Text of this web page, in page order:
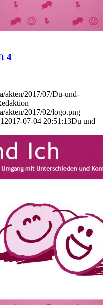
4
akten/2017/07/Du-und-
akten/2017/02/logo.png
2017-07-04 20:51:13Du und